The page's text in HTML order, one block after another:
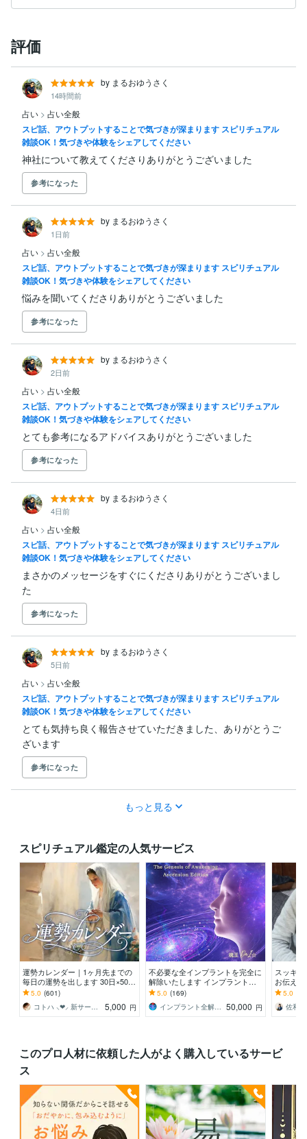
評価
by まるおゆうさく
14時間前
占い > 占い全般
スピ話、アウトプットすることで気づきが深まります スピリチュアル
雑談OK！気づきや体験をシェアしてください
神社について教えてくださりありがとうございました
参考になった
by まるおゆうさく
1日前
占い > 占い全般
スピ話、アウトプットすることで気づきが深まります スピリチュアル
雑談OK！気づきや体験をシェアしてください
悩みを聞いてくださりありがとうございました
参考になった
by まるおゆうさく
2日前
占い > 占い全般
スピ話、アウトプットすることで気づきが深まります スピリチュアル
雑談OK！気づきや体験をシェアしてください
とても参考になるアドバイスありがとうございました
参考になった
by まるおゆうさく
4日前
占い > 占い全般
スピ話、アウトプットすることで気づきが深まります スピリチュアル
雑談OK！気づきや体験をシェアしてください
まさかのメッセージをすぐにくださりありがとうございまし
た
参考になった
by まるおゆうさく
5日前
占い > 占い全般
スピ話、アウトプットすることで気づきが深まります スピリチュアル
雑談OK！気づきや体験をシェアしてください
とても気持ち良く報告させていただきました、ありがとうご
ざいます
参考になった
もっと見る
スピリチュアル鑑定の人気サービス
運勢カレンダー｜1ヶ月先までの
毎日の運勢を出します 30日×500
字のおよそ1万5千文字で細かく詳
細に記します
5.0 (601)
コトハ ⸜❤︎⸝ 新サービス提供開始✨️
5,000 円
不必要な全インプラントを完全に
解除いたします インプラント全
解除創始者 × 魂の解放・カルマ浄
化・能力開花
5.0 (169)
インプラント全解除創始者｜魂王DaI⭐︎ 50,000 円
スッキ
お伝え
間関係
持ち等◎
5.0
このプロ人材に依頼した人がよく購入しているサービ
ス